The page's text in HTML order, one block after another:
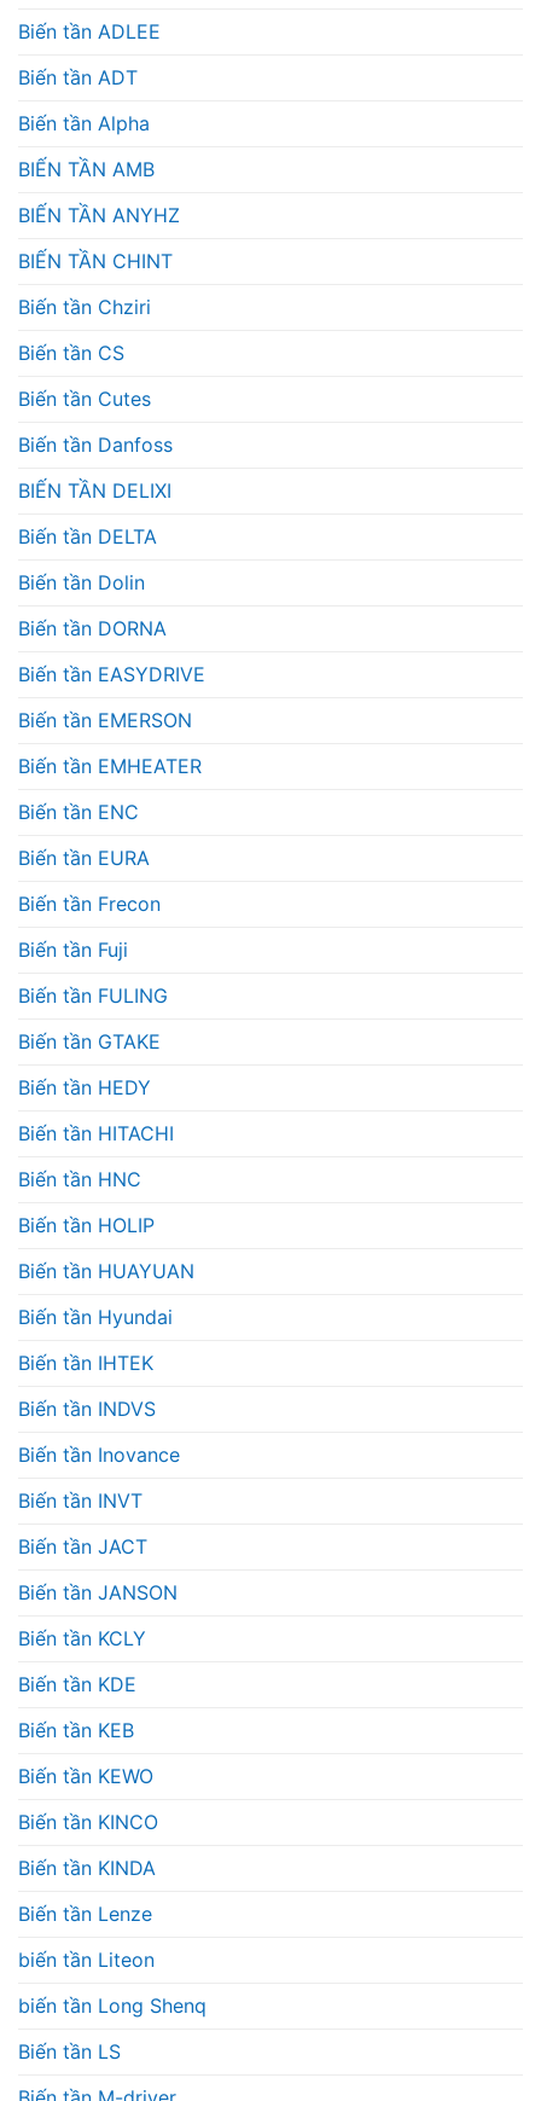
Biến tần ADLEE
Biến tần ADT
Biến tần Alpha
BIẾN TẦN AMB
BIẾN TẦN ANYHZ
BIẾN TẦN CHINT
Biến tần Chziri
Biến tần CS
Biến tần Cutes
Biến tần Danfoss
BIẾN TẦN DELIXI
Biến tần DELTA
Biến tần Dolin
Biến tần DORNA
Biến tần EASYDRIVE
Biến tần EMERSON
Biến tần EMHEATER
Biến tần ENC
Biến tần EURA
Biến tần Frecon
Biến tần Fuji
Biến tần FULING
Biến tần GTAKE
Biến tần HEDY
Biến tần HITACHI
Biến tần HNC
Biến tần HOLIP
Biến tần HUAYUAN
Biến tần Hyundai
Biến tần IHTEK
Biến tần INDVS
Biến tần Inovance
Biến tần INVT
Biến tần JACT
Biến tần JANSON
Biến tần KCLY
Biến tần KDE
Biến tần KEB
Biến tần KEWO
Biến tần KINCO
Biến tần KINDA
Biến tần Lenze
biến tần Liteon
biến tần Long Shenq
Biến tần LS